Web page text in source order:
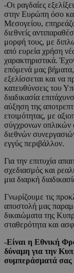
-Οι ραγδαίες
στην Ευρώπη όσο
Μεσογείου,
διεθνείς
μορφή τους, με
από ευρεία χρήση
χαρακτηριστικά.
επόμενά μας
εξελίσσεται και να
κατευθύνσεις του
διαδικασία
αύξηση της
ετοιμότητας, με
σύγχρονων
διεθνών
εγγύς περιβάλλον.
Για την επιτυχία
σχεδιασμός και
μια διαρκή
Γνωρίζουμε τις
αποστολή μας
δικαιώματα της
σταθερότητα και
-Είναι η Εθνική
δύναμη για την
συμπεράσματά